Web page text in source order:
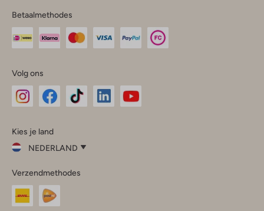
Betaalmethodes
Volg ons
InstagramFacebook
Kies je land
NEDERLAND
je
land
Nederland
Verzendmethodes